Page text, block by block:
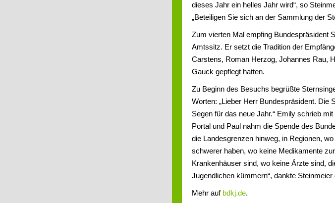
dieses Jahr ein helles Jahr wird“, so
„Beteiligen Sie sich an der Sammlung der
Zum vierten Mal empfing Bundespräsident
Amtssitz. Er setzt die Tradition der
Carstens, Roman Herzog, Johannes Rau,
Gauck gepflegt hatten.
Zu Beginn des Besuchs begrüßte
Worten: „Lieber Herr Bundespräsident. Die
Segen für das neue Jahr.“ Emily schrieb
Portal und Paul nahm die Spende des
die Landesgrenzen hinweg, in Regionen,
schwerer haben, wo keine Medikamente
Krankenhäuser sind, wo keine Ärzte sind,
Jugendlichen kümmern“, dankte
Mehr auf bdkj.de.